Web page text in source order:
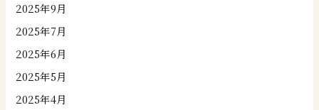
2025年9月
2025年7月
2025年6月
2025年5月
2025年4月